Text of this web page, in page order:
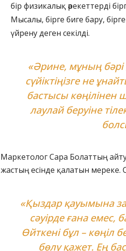
бір физикалық әрекеттерді
Мысалы, бірге биге бару,
үйрену деген секілді.
«Әрине, мұның бәрі
сүйіктіңізге не
бастысы
лаулай беруіне
Маркетолог Сара Болаттың
жастың есінде қалатын мереке.
«Қыздар қауымына
сәуірде ғана емес,
Өйткені бұл – көңіл
бөлу қажет. Ең